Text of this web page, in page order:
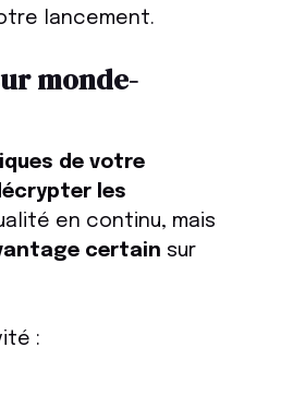
lancement.
monde-
de votre
les
en continu, mais
certain sur
: